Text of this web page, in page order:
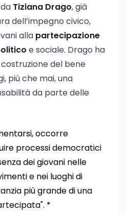
Tiziana Drago, già
dell’impegno civico,
alla partecipazione
e sociale. Drago ha
del bene
più che mai, una
da parte delle
occorre
processi democratici
dei giovani nelle
e nei luoghi di
più grande di una
*